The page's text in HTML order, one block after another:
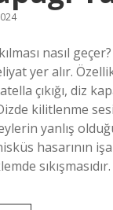
nasıl
yer alır.
çıkığı, diz
kilitlenme
yanlış
hasarının
sıkışmasıdır.